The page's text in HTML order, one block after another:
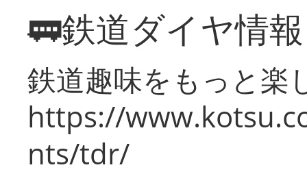
🚃鉄道ダイヤ情
鉄道趣味をもっと楽
https://
nts/tdr/